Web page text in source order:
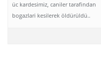
üc kardesimiz, caniler tarafindan
bogazlari kesilerek öldürüldü..